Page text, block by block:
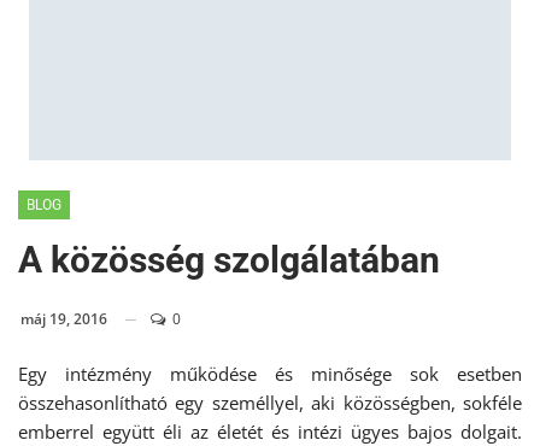
BLOG
A közösség szolgálatában
máj 19, 2016 0
Egy intézmény működése és minősége sok esetben
összehasonlítható egy személlyel, aki közösségben, sokféle
emberrel együtt éli az életét és intézi ügyes bajos dolgait.